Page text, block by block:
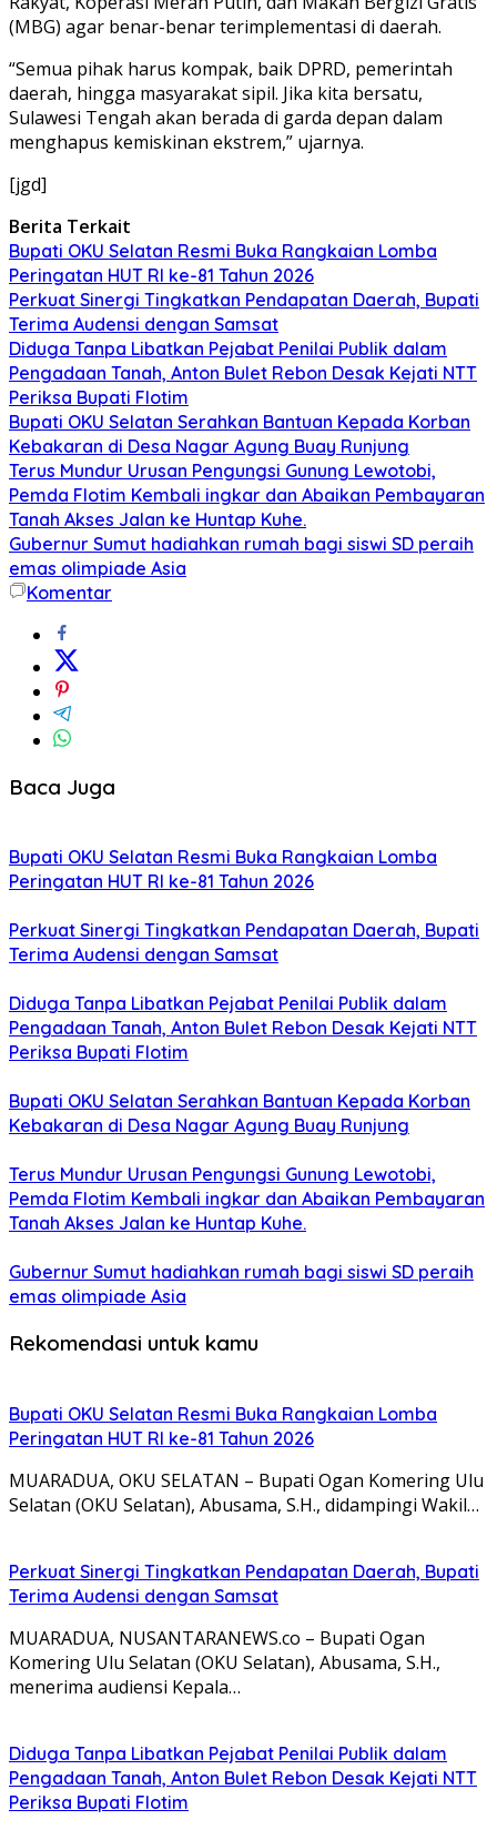
(MBG) agar benar-benar terimplementasi di daerah.
“Semua pihak harus kompak, baik DPRD, pemerintah
daerah, hingga masyarakat sipil. Jika kita bersatu,
Sulawesi Tengah akan berada di garda depan dalam
menghapus kemiskinan ekstrem,” ujarnya.
[jgd]
Berita Terkait
Bupati OKU Selatan Resmi Buka Rangkaian Lomba
Peringatan HUT RI ke-81 Tahun 2026
Perkuat Sinergi Tingkatkan Pendapatan Daerah, Bupati
Terima Audensi dengan Samsat
Diduga Tanpa Libatkan Pejabat Penilai Publik dalam
Pengadaan Tanah, Anton Bulet Rebon Desak Kejati NTT
Periksa Bupati Flotim
Bupati OKU Selatan Serahkan Bantuan Kepada Korban
Kebakaran di Desa Nagar Agung Buay Runjung
Terus Mundur Urusan Pengungsi Gunung Lewotobi,
Pemda Flotim Kembali ingkar dan Abaikan Pembayaran
Tanah Akses Jalan ke Huntap Kuhe.
Gubernur Sumut hadiahkan rumah bagi siswi SD peraih
emas olimpiade Asia
Komentar
Baca Juga
Bupati OKU Selatan Resmi Buka Rangkaian Lomba
Peringatan HUT RI ke-81 Tahun 2026
Perkuat Sinergi Tingkatkan Pendapatan Daerah, Bupati
Terima Audensi dengan Samsat
Diduga Tanpa Libatkan Pejabat Penilai Publik dalam
Pengadaan Tanah, Anton Bulet Rebon Desak Kejati NTT
Periksa Bupati Flotim
Bupati OKU Selatan Serahkan Bantuan Kepada Korban
Kebakaran di Desa Nagar Agung Buay Runjung
Terus Mundur Urusan Pengungsi Gunung Lewotobi,
Pemda Flotim Kembali ingkar dan Abaikan Pembayaran
Tanah Akses Jalan ke Huntap Kuhe.
Gubernur Sumut hadiahkan rumah bagi siswi SD peraih
emas olimpiade Asia
Rekomendasi untuk kamu
Bupati OKU Selatan Resmi Buka Rangkaian Lomba
Peringatan HUT RI ke-81 Tahun 2026
MUARADUA, OKU SELATAN – Bupati Ogan Komering Ulu
Selatan (OKU Selatan), Abusama, S.H., didampingi Wakil…
Perkuat Sinergi Tingkatkan Pendapatan Daerah, Bupati
Terima Audensi dengan Samsat
MUARADUA, NUSANTARANEWS.co – Bupati Ogan
Komering Ulu Selatan (OKU Selatan), Abusama, S.H.,
menerima audiensi Kepala…
Diduga Tanpa Libatkan Pejabat Penilai Publik dalam
Pengadaan Tanah, Anton Bulet Rebon Desak Kejati NTT
Periksa Bupati Flotim